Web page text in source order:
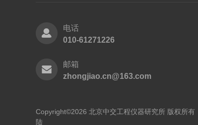
电话
010-61271226
邮箱
zhongjiao.cn@163.com
Copyright©2026 北京中交工程仪器研究所 版权所有
陆